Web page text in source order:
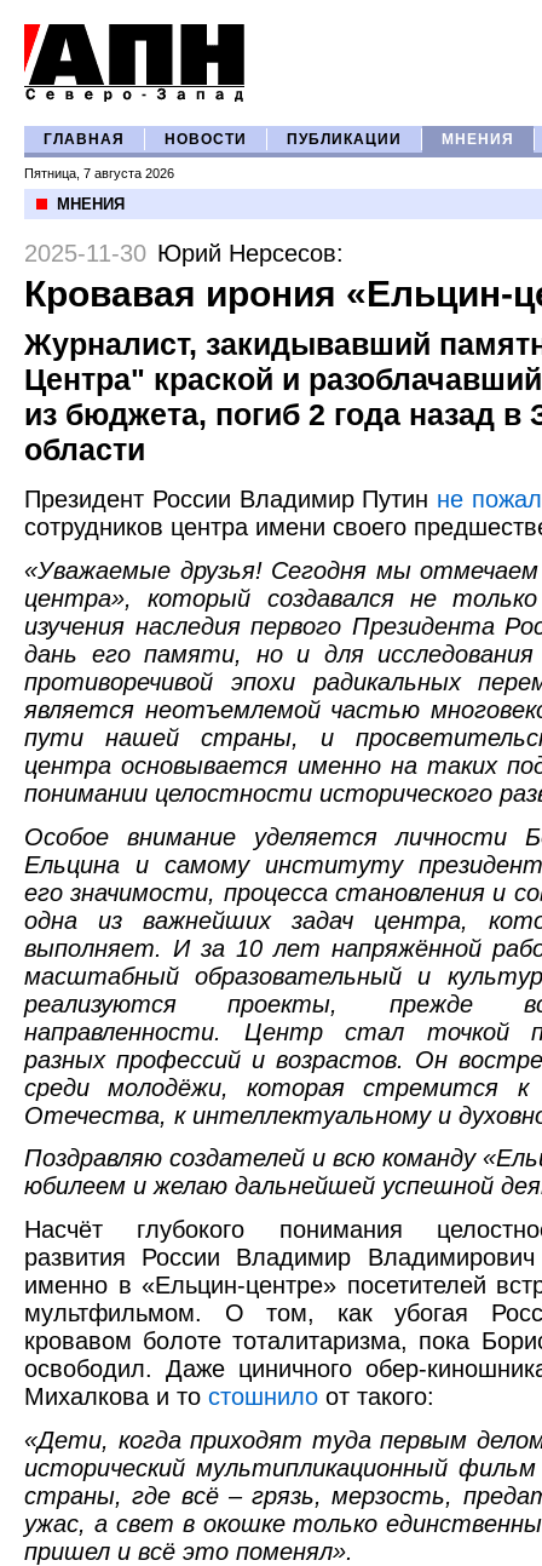
ГЛАВНАЯ НОВОСТИ ПУБЛИКАЦИИ МНЕНИЯ
Пятница, 7 августа 2026
МНЕНИЯ
2025-11-30 Юрий Нерсесов:
Кровавая ирония «Ельцин-
Журналист, закидывавший
Центра" краской и
из бюджета, погиб 2 года назад в
области
Президент России Владимир Путин не
сотрудников центра имени своего
«Уважаемые друзья! Сегодня мы
центра», который создавался не
изучения наследия первого Президента
дань его памяти, но и для
противоречивой эпохи радикальных
является неотъемлемой частью
пути нашей страны, и
центра основывается именно на таких
понимании целостности исторического
Особое внимание уделяется личности
Ельцина и самому институту
его значимости, процесса становления и
одна из важнейших задач центра,
выполняет. И за 10 лет напряжённой
масштабный образовательный и
реализуются проекты, прежде
направленности. Центр стал точкой
разных профессий и возрастов. Он
среди молодёжи, которая стремится к
Отечества, к интеллектуальному и
Поздравляю создателей и всю команду
юбилеем и желаю дальнейшей успешной
Насчёт глубокого понимания
развития России Владимир
именно в «Ельцин-центре» посетителей
мультфильмом. О том, как убогая
кровавом болоте тоталитаризма, пока
освободил. Даже циничного обер-
Михалкова и то стошнило от такого:
«Дети, когда приходят туда первым
исторический мультипликационный
страны, где всё – грязь, мерзость,
ужас, а свет в окошке только
пришел и всё это поменял».